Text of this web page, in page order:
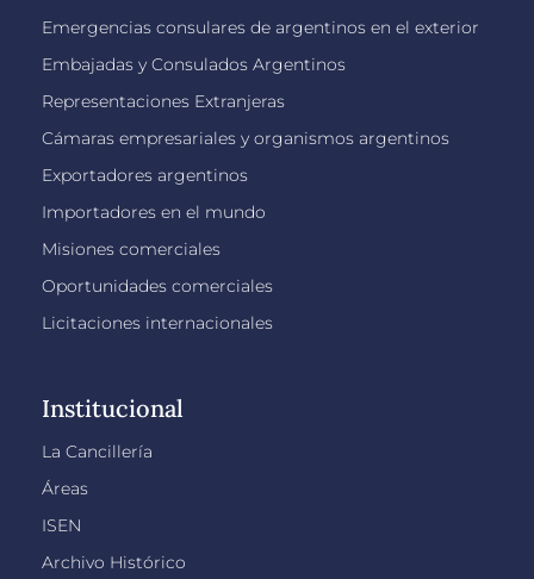
Emergencias consulares de argentinos en el exterior
Embajadas y Consulados Argentinos
Representaciones Extranjeras
Cámaras empresariales y organismos argentinos
Exportadores argentinos
Importadores en el mundo
Misiones comerciales
Oportunidades comerciales
Licitaciones internacionales
Institucional
La Cancillería
Áreas
ISEN
Archivo Histórico